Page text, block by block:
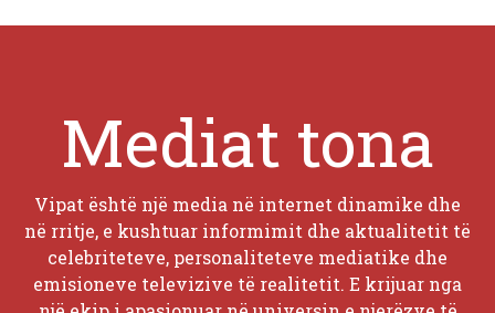
Mediat tona
Vipat është një media në internet dinamike dhe
në rritje, e kushtuar informimit dhe aktualitetit të
celebriteteve, personaliteteve mediatike dhe
emisioneve televizive të realitetit. E krijuar nga